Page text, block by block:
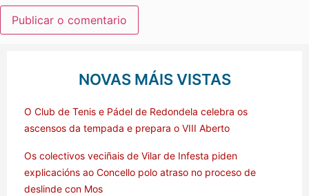
NOVAS MÁIS VISTAS
O Club de Tenis e Pádel de Redondela celebra os
ascensos da tempada e prepara o VIII Aberto
Os colectivos veciñais de Vilar de Infesta piden
explicacións ao Concello polo atraso no proceso de
deslinde con Mos